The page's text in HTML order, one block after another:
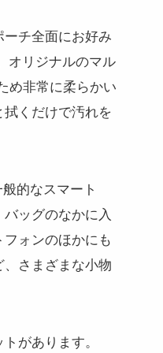
チ全面にお好み
オリジナルのマル
め非常に柔らかい
くだけで汚れを
的なスマート
ッグのなかに入
ォンのほかにも
さまざまな小物
があります。